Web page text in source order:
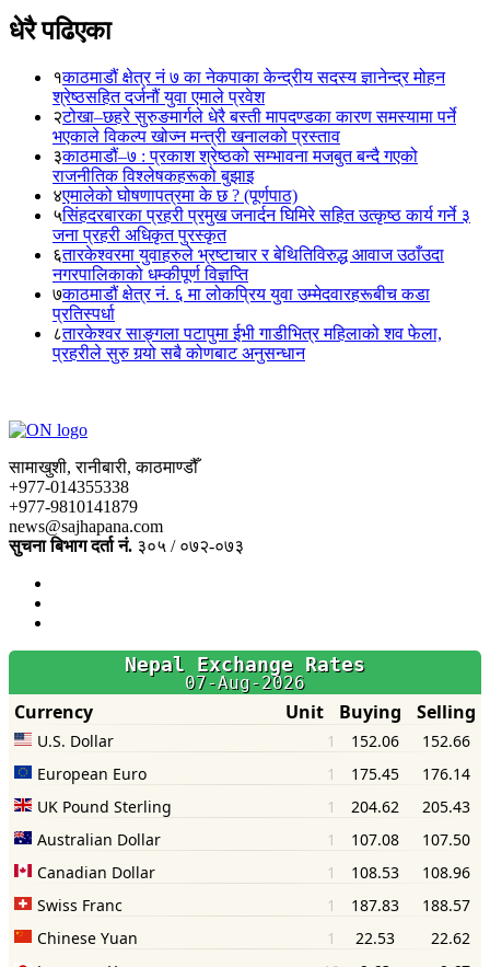
धेरै पढिएका
१काठमाडौं क्षेत्र नं ७ का नेकपाका केन्द्रीय सदस्य ज्ञानेन्द्र मोहन
श्रेष्ठसहित दर्जनौं युवा एमाले प्रवेश
२टोखा–छहरे सुरुङमार्गले धेरै बस्ती मापदण्डका कारण समस्यामा पर्ने
भएकाले विकल्प खोज्न मन्त्री खनालको प्रस्ताव
३काठमाडौं–७ : प्रकाश श्रेष्ठको सम्भावना मजबुत बन्दै गएको
राजनीतिक विश्लेषकहरूको बुझाइ
४एमालेको घोषणापत्रमा के छ ? (पूर्णपाठ)
५सिंहदरबारका प्रहरी प्रमुख जनार्दन घिमिरे सहित उत्कृष्ठ कार्य गर्ने ३
जना प्रहरी अधिकृत पुरस्कृत
६तारकेश्वरमा युवाहरुले भ्रष्टाचार र बेथितिविरुद्ध आवाज उठाँउदा
नगरपालिकाको धम्कीपूर्ण विज्ञप्ति
७काठमाडौं क्षेत्र नं. ६ मा लोकप्रिय युवा उम्मेदवारहरूबीच कडा
प्रतिस्पर्धा
८तारकेश्वर साङ्गला पटापुमा ईभी गाडीभित्र महिलाको शव फेला,
प्रहरीले सुरु गर्‍यो सबै कोणबाट अनुसन्धान
सामाखुशी, रानीबारी, काठमाण्डौँ
+977-014355338
+977-9810141879
news@sajhapana.com
सुचना बिभाग दर्ता नं. ३०५ / ०७२-०७३